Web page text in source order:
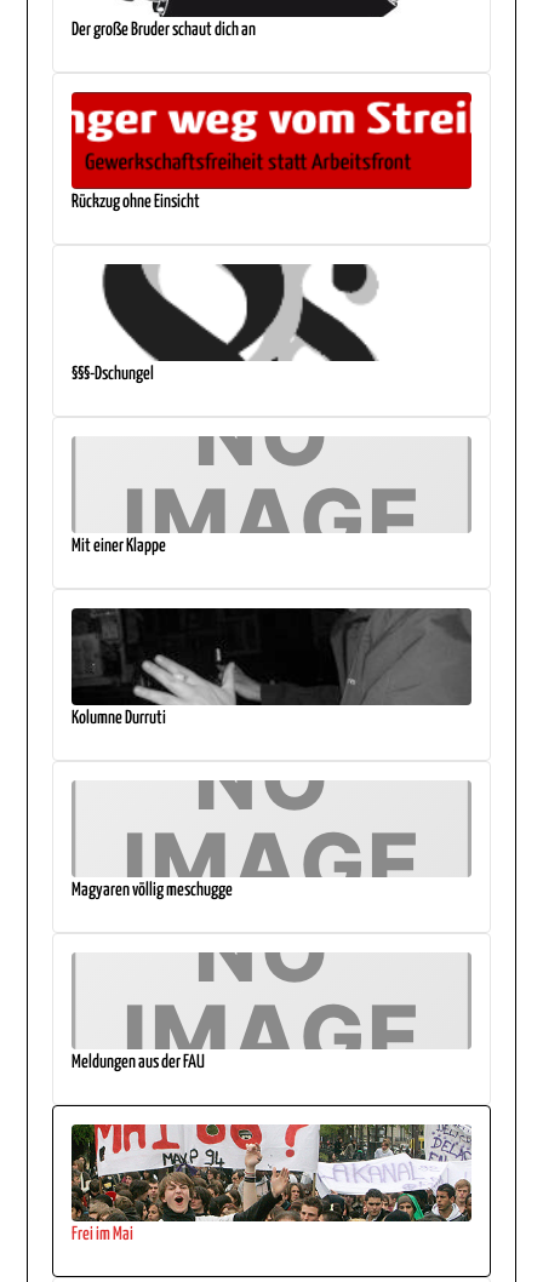
Der große Bruder schaut dich an
Rückzug ohne Einsicht
§§§-Dschungel
Mit einer Klappe
Kolumne Durruti
Magyaren völlig meschugge
Meldungen aus der FAU
Frei im Mai